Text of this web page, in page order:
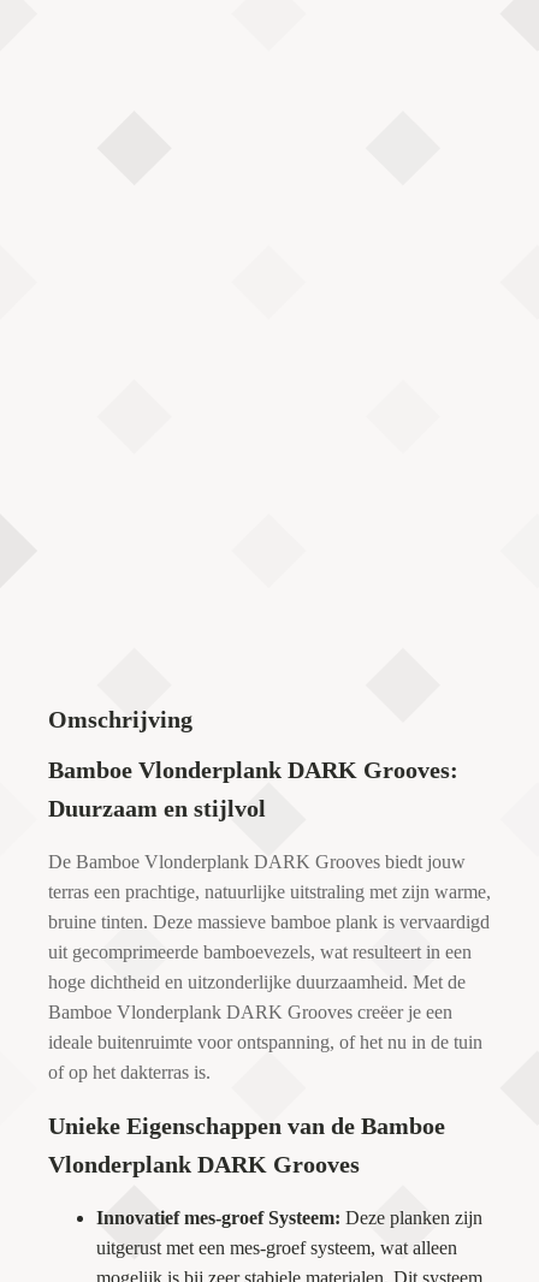
Omschrijving
Bamboe Vlonderplank DARK Grooves:
Duurzaam en stijlvol
De Bamboe Vlonderplank DARK Grooves biedt jouw
terras een prachtige, natuurlijke uitstraling met zijn warme,
bruine tinten. Deze massieve bamboe plank is vervaardigd
uit gecomprimeerde bamboevezels, wat resulteert in een
hoge dichtheid en uitzonderlijke duurzaamheid. Met de
Bamboe Vlonderplank DARK Grooves creëer je een
ideale buitenruimte voor ontspanning, of het nu in de tuin
of op het dakterras is.
Unieke Eigenschappen van de Bamboe
Vlonderplank DARK Grooves
Innovatief mes-groef Systeem: Deze planken zijn
uitgerust met een mes-groef systeem, wat alleen
mogelijk is bij zeer stabiele materialen. Dit systeem